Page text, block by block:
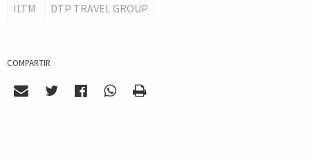
ILTM DTP TRAVEL GROUP
COMPARTIR